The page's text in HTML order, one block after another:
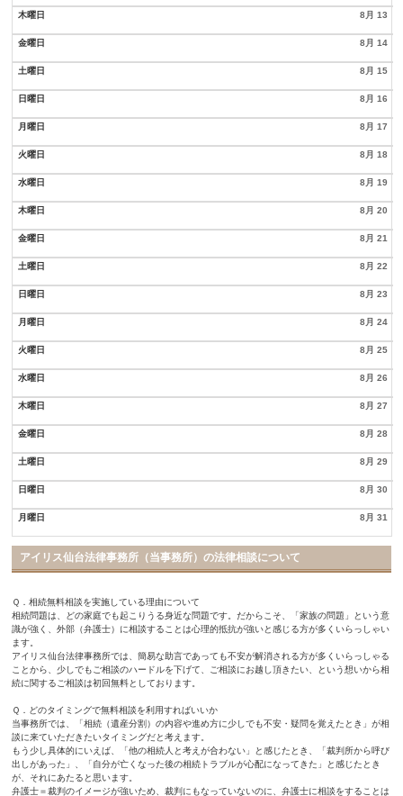
木曜日 8月 13
金曜日 8月 14
土曜日 8月 15
日曜日 8月 16
月曜日 8月 17
火曜日 8月 18
水曜日 8月 19
木曜日 8月 20
金曜日 8月 21
土曜日 8月 22
日曜日 8月 23
月曜日 8月 24
火曜日 8月 25
水曜日 8月 26
木曜日 8月 27
金曜日 8月 28
土曜日 8月 29
日曜日 8月 30
月曜日 8月 31
アイリス仙台法律事務所（当事務所）の法律相談について
Ｑ．相続無料相談を実施している理由について
相続問題は、どの家庭でも起こりうる身近な問題です。だからこそ、「家族の問題」という意
識が強く、外部（弁護士）に相談することは心理的抵抗が強いと感じる方が多くいらっしゃい
ます。
アイリス仙台法律事務所では、簡易な助言であっても不安が解消される方が多くいらっしゃる
ことから、少しでもご相談のハードルを下げて、ご相談にお越し頂きたい、という想いから相
続に関するご相談は初回無料としております。
Ｑ．どのタイミングで無料相談を利用すればいいか
当事務所では、「相続（遺産分割）の内容や進め方に少しでも不安・疑問を覚えたとき」が相
談に来ていただきたいタイミングだと考えます。
もう少し具体的にいえば、「他の相続人と考えが合わない」と感じたとき、「裁判所から呼び
出しがあった」、「自分が亡くなった後の相続トラブルが心配になってきた」と感じたとき
が、それにあたると思います。
弁護士＝裁判のイメージが強いため、裁判にもなっていないのに、弁護士に相談をすることは